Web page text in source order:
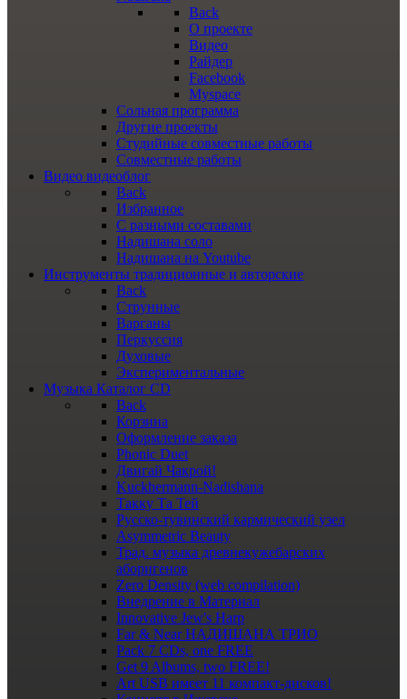
Back
О проекте
Видео
Райдер
Facebook
Myspace
Сольная программа
Другие проекты
Студийные совместные работы
Совместные работы
Видео видеоблог
Back
Избранное
С разными составами
Надишана соло
Надишана на Youtube
Инструменты традиционные и авторские
Back
Струнные
Варганы
Перкуссия
Духовые
Экспериментальные
Музыка Каталог CD
Back
Корзина
Оформление заказа
Phonic Duet
Двигай Чакрой!
Kuckhermann-Nadishana
Такку Та Тей
Русско-тувинский кармический узел
Asymmetric Beauty
Трад. музыка древнекужебарских
аборигенов
Zero Density (web compilation)
Внедрение в Материал
Innovative Jew's Harp
Far & Near НАДИШАНА ТРИО
Pack 7 CDs, one FREE
Get 9 Albums, two FREE!
Art USB имеет 11 компакт-дисков!